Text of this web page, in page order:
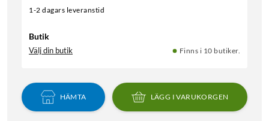
1-2 dagars leveranstid
Butik
Välj din butik Finns i 10 butiker.
HÄMTA LÄGG I VARUKORGEN